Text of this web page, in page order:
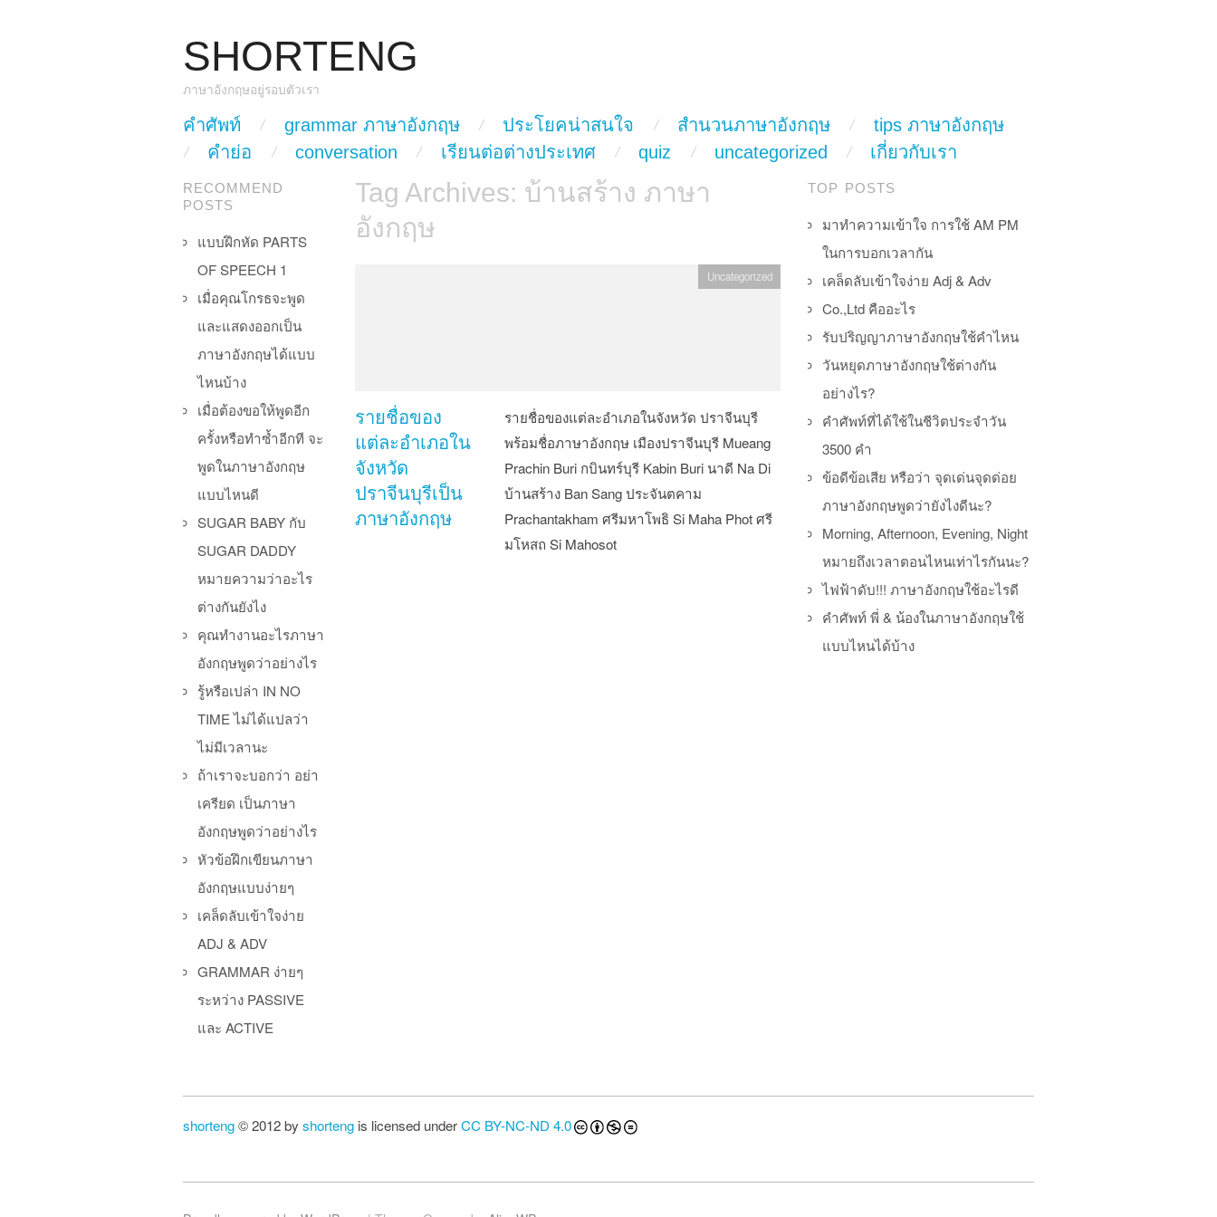
SHORTENG
ภาษาอังกฤษอยู่รอบตัวเรา
Main Menu
skip to content
คำศัพท์ grammar ภาษาอังกฤษ ประโยคน่าสนใจ สำนวนภาษาอังกฤษ
tips ภาษาอังกฤษ
คำย่อ
conversation เรียนต่อต่างประเทศ quiz uncategorized เกี่ยวกับเรา
Tag Archives: บ้านสร้าง ภาษา
อังกฤษ
รายชื่อของ
แต่ละอำเภอใน
จังหวัด
ปราจีนบุรีเป็น
ภาษาอังกฤษ
รายชื่อของแต่ละอำเภอในจังหวัด ปราจีนบุรี
พร้อมชื่อภาษาอังกฤษ เมืองปราจีนบุรี Mueang
Prachin Buri กบินทร์บุรี Kabin Buri นาดี Na Di
บ้านสร้าง Ban Sang ประจันตคาม
Prachantakham ศรีมหาโพธิ Si Maha Phot ศรี
มโหสถ Si Mahosot
Uncategorized
RECOMMEND
POSTS
แบบฝึกหัด PARTS
OF SPEECH 1
เมื่อคุณโกรธจะพูด
และแสดงออกเป็น
ภาษาอังกฤษได้แบบ
ไหนบ้าง
เมื่อต้องขอให้พูดอีก
ครั้งหรือทำซ้ำอีกที จะ
พูดในภาษาอังกฤษ
แบบไหนดี
SUGAR BABY กับ
SUGAR DADDY
หมายความว่าอะไร
ต่างกันยังไง
คุณทำงานอะไรภาษา
อังกฤษพูดว่าอย่างไร
รู้หรือเปล่า IN NO
TIME ไม่ได้แปลว่า
ไม่มีเวลานะ
ถ้าเราจะบอกว่า อย่า
เครียด เป็นภาษา
อังกฤษพูดว่าอย่างไร
หัวข้อฝึกเขียนภาษา
อังกฤษแบบง่ายๆ
เคล็ดลับเข้าใจง่าย
ADJ & ADV
GRAMMAR ง่ายๆ
ระหว่าง PASSIVE
และ ACTIVE
TOP POSTS
มาทำความเข้าใจ การใช้ AM PM
ในการบอกเวลากัน
เคล็ดลับเข้าใจง่าย Adj & Adv
Co.,Ltd คืออะไร
รับปริญญาภาษาอังกฤษใช้คำไหน
วันหยุดภาษาอังกฤษใช้ต่างกัน
อย่างไร?
คำศัพท์ที่ได้ใช้ในชีวิตประจำวัน
3500 คำ
ข้อดีข้อเสีย หรือว่า จุดเด่นจุดด่อย
ภาษาอังกฤษพูดว่ายังไงดีนะ?
Morning, Afternoon, Evening, Night
หมายถึงเวลาตอนไหนเท่าไรกันนะ?
ไฟฟ้าดับ!!! ภาษาอังกฤษใช้อะไรดี
คำศัพท์ พี่ & น้องในภาษาอังกฤษใช้
แบบไหนได้บ้าง
shorteng© 2012 by shorteng is licensed underCC BY-NC-ND 4.0